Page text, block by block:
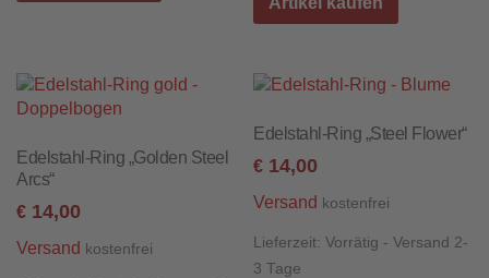
Edelstahl-Ring „Golden Steel
Arcs“
€ 14,00
Versand kostenfrei
Edelstahl-Ring „Steel Flower“
€ 14,00
Versand kostenfrei
Lieferzeit:Vorrätig - Versand 2-
3 Tage